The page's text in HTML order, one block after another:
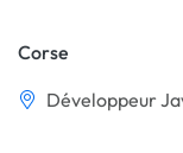
Corse
Développeur